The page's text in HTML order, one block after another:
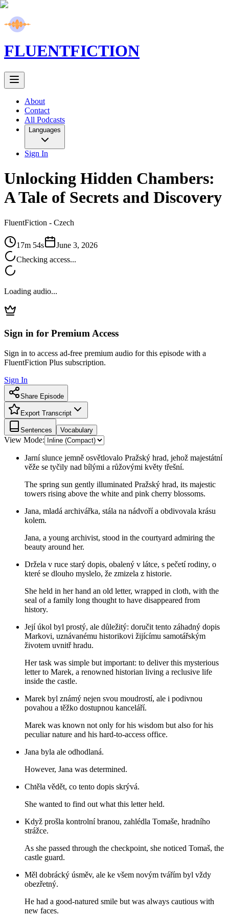
FLUENTFICTION
About
Contact
All Podcasts
Languages
Sign In
Unlocking Hidden Chambers:
A Tale of Secrets and Discovery
FluentFiction - Czech
17m 54s
June 3, 2026
Checking access...
Loading audio...
Sign in for Premium Access
Sign in to access ad-free premium audio for this episode with a
FluentFiction Plus subscription.
Sign In
Share Episode
Export Transcript
Sentences Vocabulary
View Mode:
Jarní slunce jemně osvětlovalo Pražský hrad, jehož majestátní
věže se tyčily nad bílými a růžovými květy třešní.
The spring sun gently illuminated Pražský hrad, its majestic
towers rising above the white and pink cherry blossoms.
Jana, mladá archivářka, stála na nádvoří a obdivovala krásu
kolem.
Jana, a young archivist, stood in the courtyard admiring the
beauty around her.
Držela v ruce starý dopis, obalený v látce, s pečetí rodiny, o
které se dlouho myslelo, že zmizela z historie.
She held in her hand an old letter, wrapped in cloth, with the
seal of a family long thought to have disappeared from
history.
Její úkol byl prostý, ale důležitý: doručit tento záhadný dopis
Markovi, uznávanému historikovi žijícímu samotářským
životem uvnitř hradu.
Her task was simple but important: to deliver this mysterious
letter to Marek, a renowned historian living a reclusive life
inside the castle.
Marek byl známý nejen svou moudrostí, ale i podivnou
povahou a těžko dostupnou kanceláří.
Marek was known not only for his wisdom but also for his
peculiar nature and his hard-to-access office.
Jana byla ale odhodlaná.
However, Jana was determined.
Chtěla vědět, co tento dopis skrývá.
She wanted to find out what this letter held.
Když prošla kontrolní branou, zahlédla Tomaše, hradního
strážce.
As she passed through the checkpoint, she noticed Tomaš, the
castle guard.
Měl dobrácký úsměv, ale ke všem novým tvářím byl vždy
obezřetný.
He had a good-natured smile but was always cautious with
new faces.